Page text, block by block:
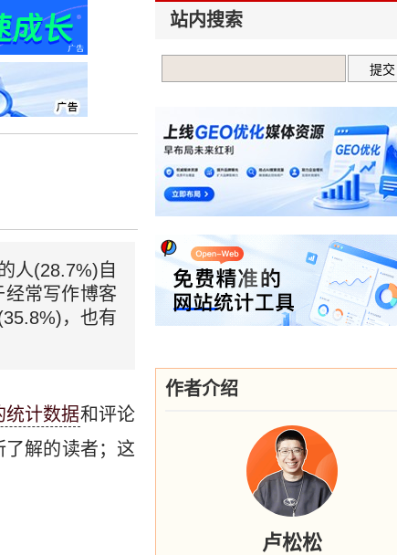
人(28.7%)自
常写作博客
，也有
统计数据和评论
解的读者；这
站内搜索
作者介绍
卢松松